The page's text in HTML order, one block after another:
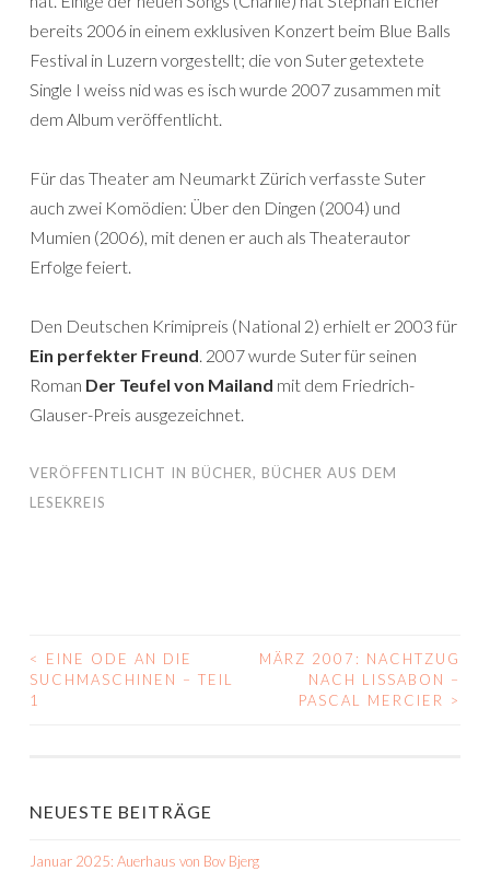
bereits 2006 in einem exklusiven Konzert beim Blue Balls
Festival in Luzern vorgestellt; die von Suter getextete
Single I weiss nid was es isch wurde 2007 zusammen mit
dem Album veröffentlicht.
Für das Theater am Neumarkt Zürich verfasste Suter
auch zwei Komödien: Über den Dingen (2004) und
Mumien (2006), mit denen er auch als Theaterautor
Erfolge feiert.
Den Deutschen Krimipreis (National 2) erhielt er 2003 für
Ein perfekter Freund. 2007 wurde Suter für seinen
Roman Der Teufel von Mailand mit dem Friedrich-
Glauser-Preis ausgezeichnet.
VERÖFFENTLICHT IN BÜCHER, BÜCHER AUS DEM
LESEKREIS
BEITRAGS-
NAVIGATION
<
EINE ODE AN DIE
SUCHMASCHINEN – TEIL
1
MÄRZ 2007: NACHTZUG
NACH LISSABON –
PASCAL MERCIER
>
NEUESTE BEITRÄGE
Januar 2025: Auerhaus von Bov Bjerg